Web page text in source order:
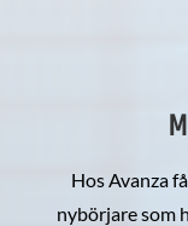
Hos Avanza
nybörjare som